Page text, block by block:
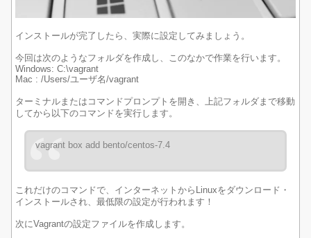
インストールが完了したら、実際に設定してみましょう。
今回は次のようなフォルダを作成し、このなかで作業を行います。
Windows: C:\vagrant
Mac : /Users/ユーザ名/vagrant
ターミナルまたはコマンドプロンプトを開き、上記フォルダまで移動
してから以下のコマンドを実行します。
vagrant box add bento/centos-7.4
これだけのコマンドで、インターネットからLinuxをダウンロード・
インストールされ、最低限の設定が行われます！
次にVagrantの設定ファイルを作成します。